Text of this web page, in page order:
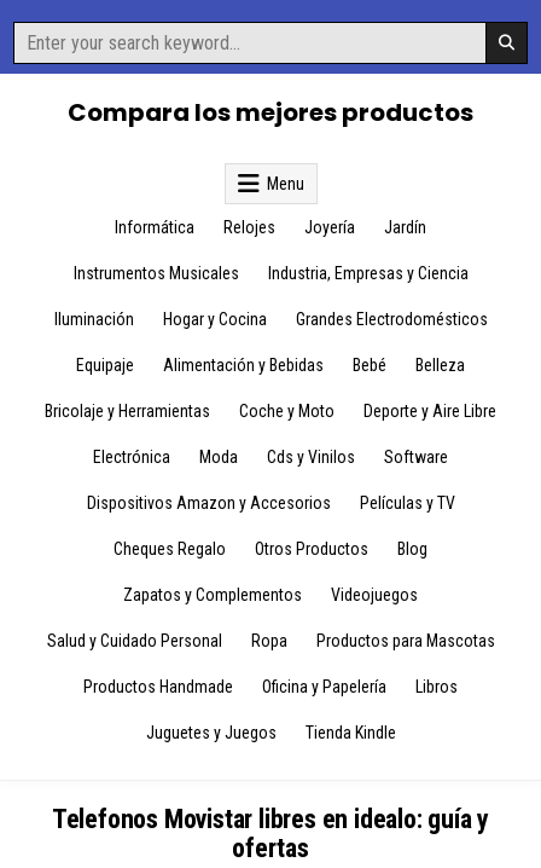
content
Search
for:
Compara los mejores productos
Menu
Informática Relojes Joyería Jardín
Instrumentos Musicales Industria, Empresas y Ciencia
Iluminación Hogar y Cocina Grandes Electrodomésticos
Equipaje Alimentación y Bebidas Bebé Belleza
Bricolaje y Herramientas Coche y Moto Deporte y Aire Libre
Electrónica Moda Cds y Vinilos Software
Dispositivos Amazon y Accesorios Películas y TV
Cheques Regalo Otros Productos Blog
Zapatos y Complementos Videojuegos
Salud y Cuidado Personal Ropa Productos para Mascotas
Productos Handmade Oficina y Papelería Libros
Juguetes y Juegos Tienda Kindle
Telefonos Movistar libres en idealo: guía y
ofertas